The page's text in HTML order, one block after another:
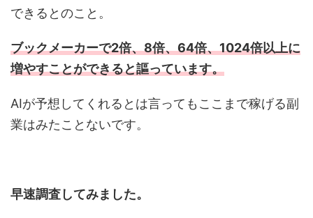
できるとのこと。
ブックメーカーで2倍、8倍、64倍、1024倍以上に
増やすことができると謳っています。
AIが予想してくれるとは言ってもここまで稼げる副
業はみたことないです。
早速調査してみました。